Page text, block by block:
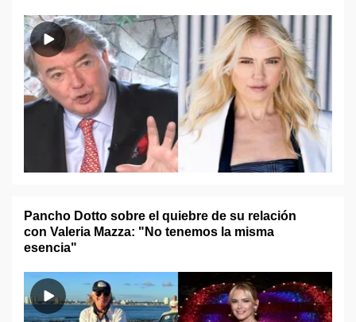
Pancho Dotto sobre el quiebre de su relación
con Valeria Mazza: "No tenemos la misma
esencia"